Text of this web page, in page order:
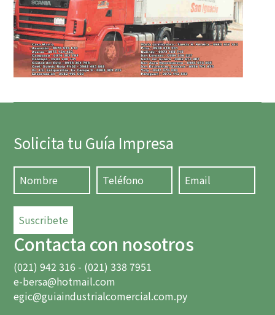
Solicita tu Guía Impresa
Suscribete
Contacta con nosotros
(021) 942 316 - (021) 338 7951
e-bersa@hotmail.com
egic@guiaindustrialcomercial.com.py